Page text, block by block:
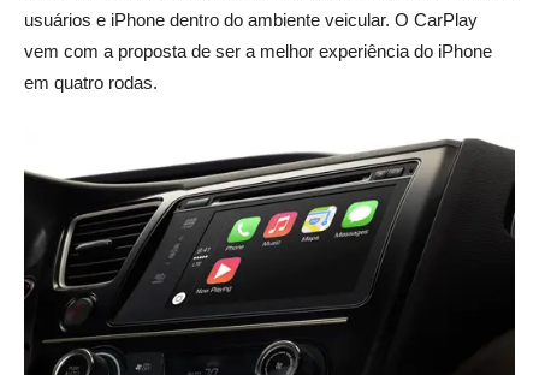
usuários e iPhone dentro do ambiente veicular. O CarPlay
vem com a proposta de ser a melhor experiência do iPhone
em quatro rodas.